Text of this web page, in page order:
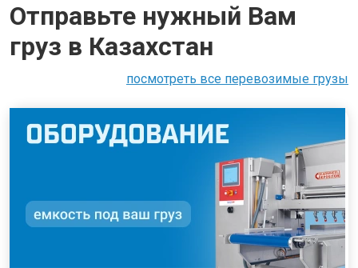
Отправьте нужный Вам
груз в Казахстан
посмотреть все перевозимые грузы